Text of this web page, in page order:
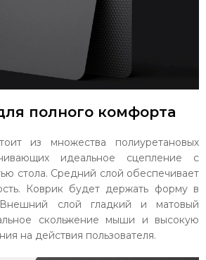
полного комфорта
из множества полиуретановых
идеальное сцепление с
стола. Средний слой обеспечивает
Коврик будет держать форму в
слой гладкий и матовый
скольжение мыши и высокую
на действия пользователя.